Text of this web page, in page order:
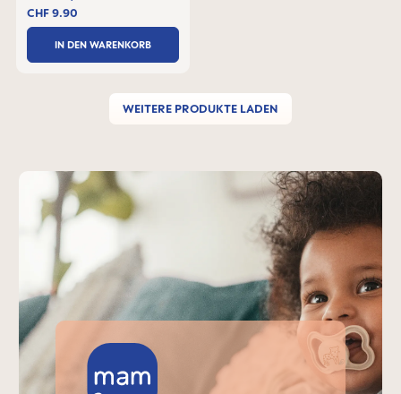
CHF 9.90
IN DEN WARENKORB
WEITERE PRODUKTE LADEN
MAM-Teaser überspringen